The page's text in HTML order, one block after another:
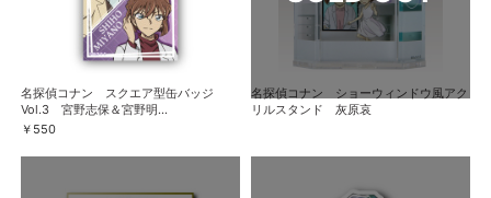
名探偵コナン スクエア型缶バッジ
Vol.3 宮野志保＆宮野明...
￥550
名探偵コナン ショーウィンドウ風アク
リルスタンド 灰原哀